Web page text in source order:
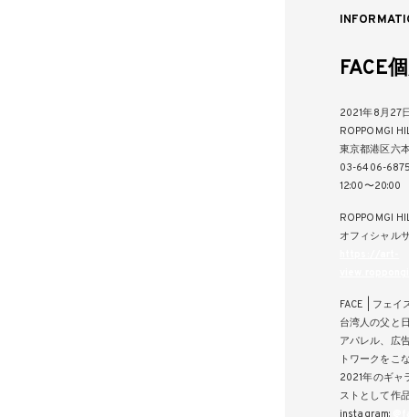
FACE
2021年8月27
ROPPOMGI
東京都港区六
03-6406-
12:00〜20:00
ROPPOMGI
オフィシャル
FACE | フェイ
台湾人の父と
アパレル、広
トワークをこ
2021年のギャ
ストとして作
instagram: